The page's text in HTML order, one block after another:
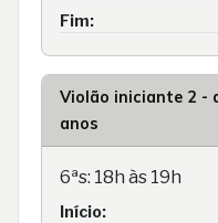
Fim:
Violão iniciante 2 -
anos
6ªs: 18h às 19h
Início: